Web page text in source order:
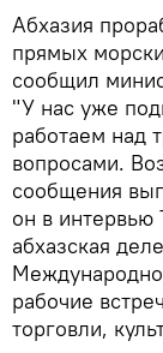
Абхазия
прямых
сообщил
"У нас уже
работаем над
вопросами.
сообщения
он в
абхазская
рабочие
торговли,